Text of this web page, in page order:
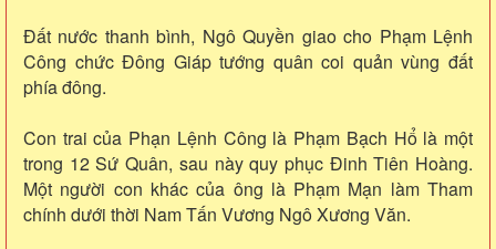
Đất nước thanh bình, Ngô Quyền giao cho Phạm Lệnh
Công chức Đông Giáp tướng quân coi quản vùng đất
phía đông.
Con trai của Phạn Lệnh Công là Phạm Bạch Hổ là một
trong 12 Sứ Quân, sau này quy phục Đinh Tiên Hoàng.
Một người con khác của ông là Phạm Mạn làm Tham
chính dưới thời Nam Tấn Vương Ngô Xương Văn.